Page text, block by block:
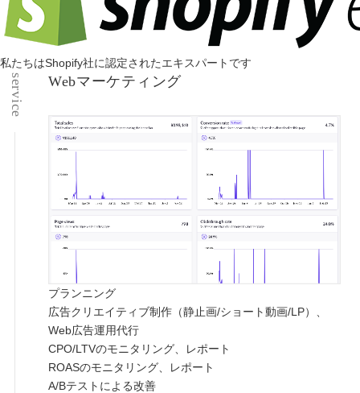
csr
contact
私たちはShopify社に認定されたエキスパートです
service Webマーケティング
プランニング
広告クリエイティブ制作（静止画/ショート動画/LP）、
Web広告運用代行
CPO/LTVのモニタリング、レポート
ROASのモニタリング、レポート
A/Bテストによる改善